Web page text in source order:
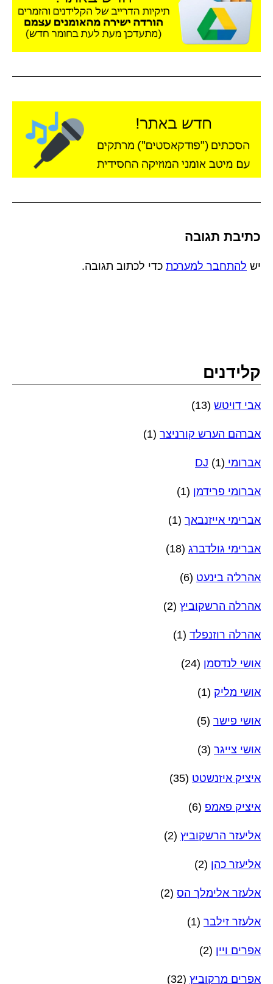
כתיבת תגובה
יש להתחבר למערכת כדי לכתוב תגובה.
קלידנים
אבי דויטש (13)
אברהם הערש קורניצר (1)
אברומי DJ (1)
אברומי פרידמן (1)
אברימי אייזנבאך (1)
אברימי גולדברג (18)
אהרל'ה בינעט (6)
אהרלה הרשקוביץ (2)
אהרלה רוזנפלד (1)
אושי לנדסמן (24)
אושי מליק (1)
אושי פישר (5)
אושי צייגר (3)
איציק איזנשטט (35)
איציק פאמפ (6)
אליעזר הרשקוביץ (2)
אליעזר כהן (2)
אלעזר אלימלך הס (2)
אלעזר זילבר (1)
אפרים ויין (2)
אפרים מרקוביץ (32)